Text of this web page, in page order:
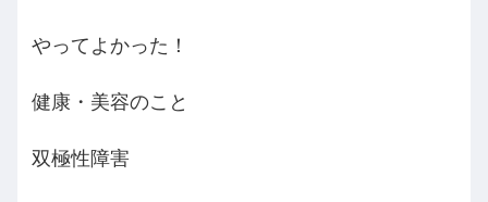
やってよかった！
健康・美容のこと
双極性障害